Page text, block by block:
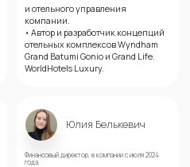
и отельного управления
компании.
• Автор и разработчик концепций
отельных комплексов Wyndham
Grand Batumi Gonio и Grand Life.
WorldHotels Luxury.
Юлия Белькевич
Финансовый директор, в компании с июля 2024
года.